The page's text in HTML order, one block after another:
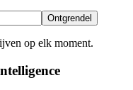
Ontgrendel
op elk moment.